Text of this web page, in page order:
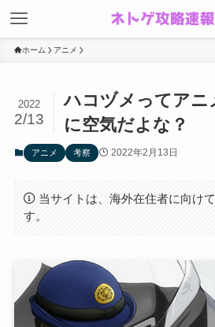
ホーム アニメ
ハコヅメってアニ
に空気だよな？
2022
2/13
アニメ 考察 2022年2月13日
当サイトは、海外在住者に向け
す。